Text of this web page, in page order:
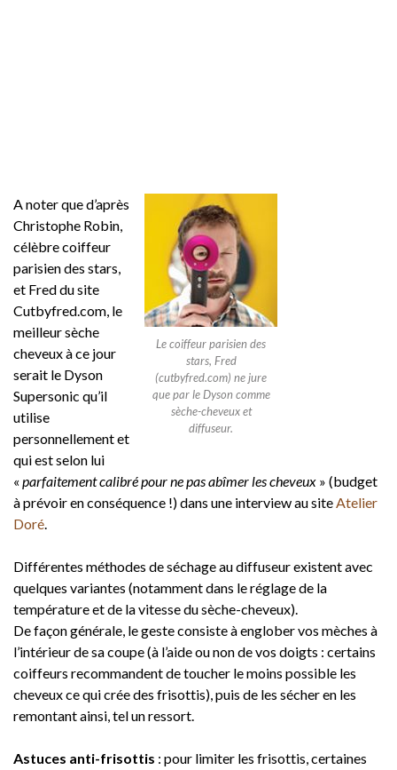
Le coiffeur parisien des
stars, Fred
(cutbyfred.com) ne jure
que par le Dyson comme
sèche-cheveux et
diffuseur.
A noter que d’après
Christophe Robin,
célèbre coiffeur
parisien des stars,
et Fred du site
Cutbyfred.com, le
meilleur sèche
cheveux à ce jour
serait le Dyson
Supersonic qu’il
utilise
personnellement et
qui est selon lui
« parfaitement calibré pour ne pas abîmer les cheveux » (budget
à prévoir en conséquence !) dans une interview au siteAtelier
Doré.
Différentes méthodes de séchage au diffuseur existent avec
quelques variantes (notamment dans le réglage de la
température et de la vitesse du sèche-cheveux).
De façon générale, le geste consiste à englober vos mèches à
l’intérieur de sa coupe (à l’aide ou non de vos doigts : certains
coiffeurs recommandent de toucher le moins possible les
cheveux ce qui crée des frisottis), puis de les sécher en les
remontant ainsi, tel un ressort.
Astuces anti-frisottis : pour limiter les frisottis, certaines